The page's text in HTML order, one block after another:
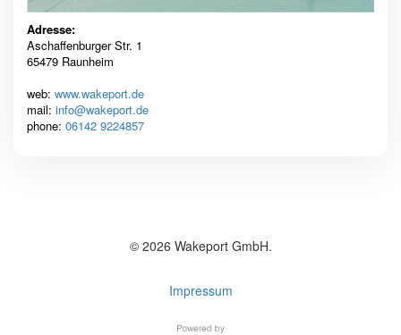
Adresse:
Aschaffenburger Str. 1
65479 Raunheim
web: www.wakeport.de
mail: info@wakeport.de
phone: 06142 9224857
© 2026 Wakeport GmbH.
Impressum